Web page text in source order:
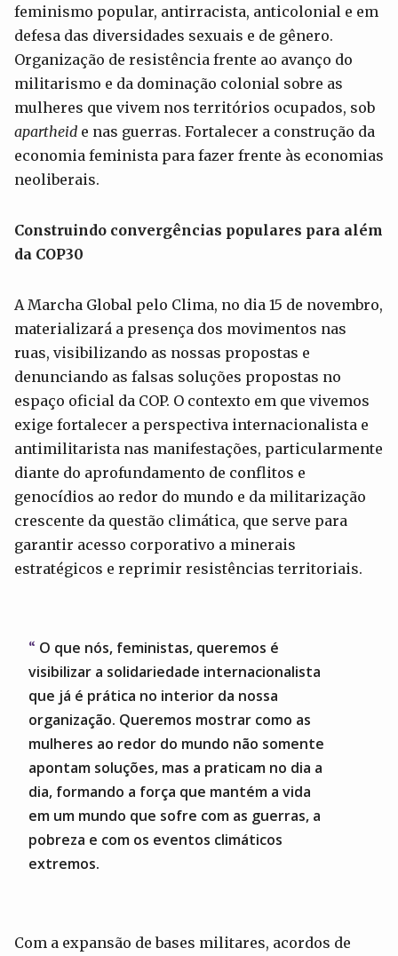
feminismo popular, antirracista, anticolonial e em
defesa das diversidades sexuais e de gênero.
Organização de resistência frente ao avanço do
militarismo e da dominação colonial sobre as
mulheres que vivem nos territórios ocupados, sob
apartheid e nas guerras. Fortalecer a construção da
economia feminista para fazer frente às economias
neoliberais.
Construindo convergências populares para além
da COP30
A Marcha Global pelo Clima, no dia 15 de novembro,
materializará a presença dos movimentos nas
ruas, visibilizando as nossas propostas e
denunciando as falsas soluções propostas no
espaço oficial da COP. O contexto em que vivemos
exige fortalecer a perspectiva internacionalista e
antimilitarista nas manifestações, particularmente
diante do aprofundamento de conflitos e
genocídios ao redor do mundo e da militarização
crescente da questão climática, que serve para
garantir acesso corporativo a minerais
estratégicos e reprimir resistências territoriais.
O que nós, feministas, queremos é
visibilizar a solidariedade internacionalista
que já é prática no interior da nossa
organização. Queremos mostrar como as
mulheres ao redor do mundo não somente
apontam soluções, mas a praticam no dia a
dia, formando a força que mantém a vida
em um mundo que sofre com as guerras, a
pobreza e com os eventos climáticos
extremos.
Com a expansão de bases militares, acordos de